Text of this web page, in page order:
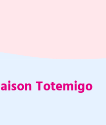
Totemigo